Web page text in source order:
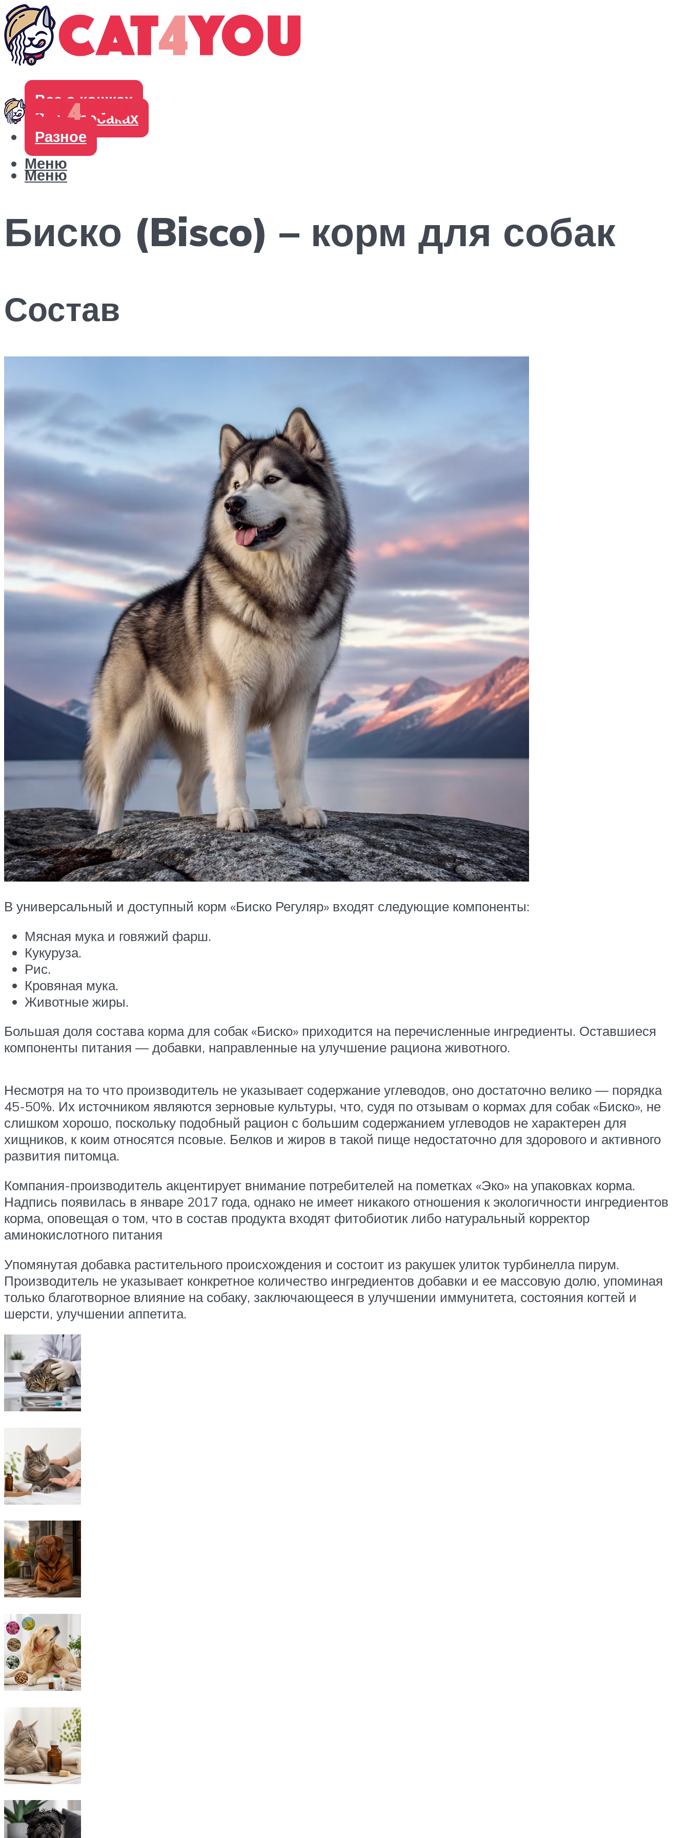
Все о кошках
Все о собаках
Разное
Меню
Меню
Биско (Bisco) – корм для собак
Состав
В универсальный и доступный корм «Биско Регуляр» входят следующие компоненты:
Мясная мука и говяжий фарш.
Кукуруза.
Рис.
Кровяная мука.
Животные жиры.
Большая доля состава корма для собак «Биско» приходится на перечисленные ингредиенты. Оставшиеся
компоненты питания — добавки, направленные на улучшение рациона животного.
Несмотря на то что производитель не указывает содержание углеводов, оно достаточно велико — порядка
45-50%. Их источником являются зерновые культуры, что, судя по отзывам о кормах для собак «Биско», не
слишком хорошо, поскольку подобный рацион с большим содержанием углеводов не характерен для
хищников, к коим относятся псовые. Белков и жиров в такой пище недостаточно для здорового и активного
развития питомца.
Компания-производитель акцентирует внимание потребителей на пометках «Эко» на упаковках корма.
Надпись появилась в январе 2017 года, однако не имеет никакого отношения к экологичности ингредиентов
корма, оповещая о том, что в состав продукта входят фитобиотик либо натуральный корректор
аминокислотного питания
Упомянутая добавка растительного происхождения и состоит из ракушек улиток турбинелла пирум.
Производитель не указывает конкретное количество ингредиентов добавки и ее массовую долю, упоминая
только благотворное влияние на собаку, заключающееся в улучшении иммунитета, состояния когтей и
шерсти, улучшении аппетита.